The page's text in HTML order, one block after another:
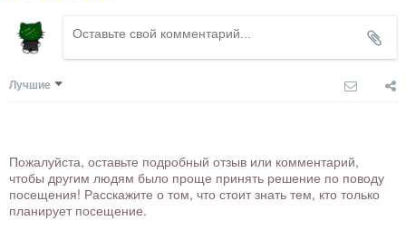
Лучшие
Пожалуйста, оставьте подробный отзыв или комментарий,
чтобы другим людям было проще принять решение по поводу
посещения! Расскажите о том, что стоит знать тем, кто только
планирует посещение.